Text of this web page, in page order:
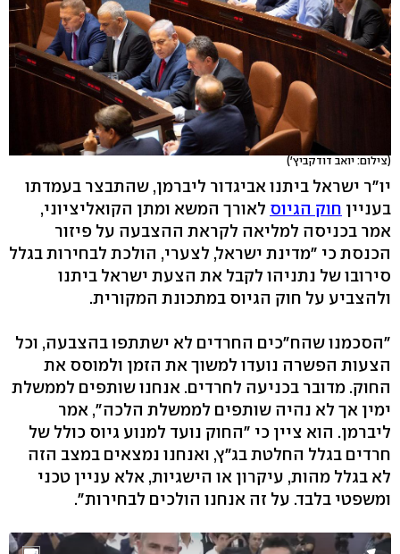
(צילום: יואב דודקביץ')
יו"ר ישראל ביתנו אביגדור ליברמן, שהתבצר בעמדתו
בעניין חוק הגיוס לאורך המשא ומתן הקואליציוני,
אמר בכניסה למליאה לקראת ההצבעה על פיזור
הכנסת כי "מדינת ישראל, לצערי, הולכת לבחירות בגלל
סירובו של נתניהו לקבל את הצעת ישראל ביתנו
ולהצביע על חוק הגיוס במתכונת המקורית.
"הסכמנו שהח"כים החרדים לא ישתתפו בהצבעה, וכל
הצעות הפשרה נועדו למשוך את הזמן ולמוסס את
החוק. מדובר בכניעה לחרדים. אנחנו שותפים לממשלת
ימין אך לא נהיה שותפים לממשלת הלכה", אמר
ליברמן. הוא ציין כי "החוק נועד למנוע גיוס כולל של
חרדים בגלל החלטת בג"ץ, ואנחנו נמצאים במצב הזה
לא בגלל מהות, עיקרון או הישגיות, אלא עניין טכני
ומשפטי בלבד. על זה אנחנו הולכים לבחירות".